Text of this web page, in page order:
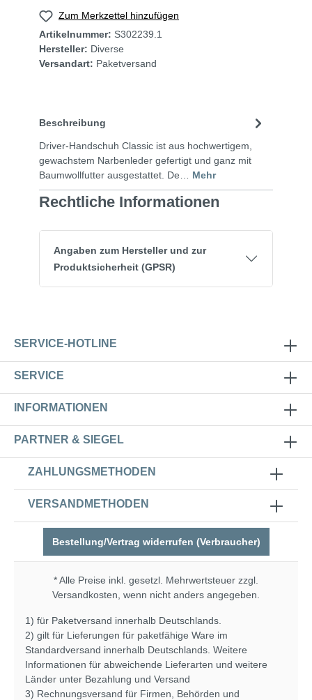
Zum Merkzettel hinzufügen
Artikelnummer: S302239.1
Hersteller: Diverse
Versandart: Paketversand
Beschreibung
Driver-Handschuh Classic ist aus hochwertigem,
gewachstem Narbenleder gefertigt und ganz mit
Baumwollfutter ausgestattet. De… Mehr
Rechtliche Informationen
Angaben zum Hersteller und zur
Produktsicherheit (GPSR)
SERVICE-HOTLINE
SERVICE
INFORMATIONEN
PARTNER & SIEGEL
ZAHLUNGSMETHODEN
VERSANDMETHODEN
Bestellung/Vertrag widerrufen (Verbraucher)
* Alle Preise inkl. gesetzl. Mehrwertsteuer zzgl.
Versandkosten , wenn nicht anders angegeben.
1) für Paketversand innerhalb Deutschlands.
2) gilt für Lieferungen für paketfähige Ware im
Standardversand innerhalb Deutschlands. Weitere
Informationen für abweichende Lieferarten und weitere
Länder unter Bezahlung und Versand
3) Rechnungsversand für Firmen, Behörden und